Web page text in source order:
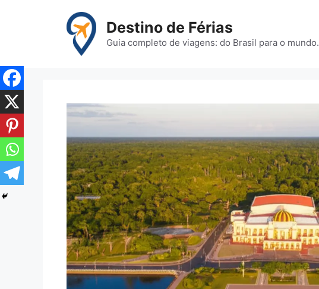
Destino de Férias
Guia completo de viagens: do Brasil para o mundo.